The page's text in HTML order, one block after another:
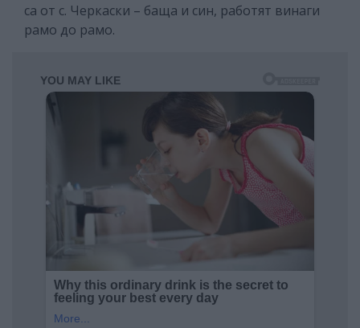
са от с. Черкаски – баща и син, работят винаги
рамо до рамо.